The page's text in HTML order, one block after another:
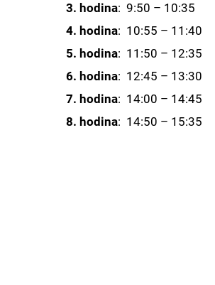
3. hodina: 9:50 – 10:35
4. hodina: 10:55 – 11:40
5. hodina: 11:50 – 12:35
6. hodina: 12:45 – 13:30
7. hodina: 14:00 – 14:45
8. hodina: 14:50 – 15:35